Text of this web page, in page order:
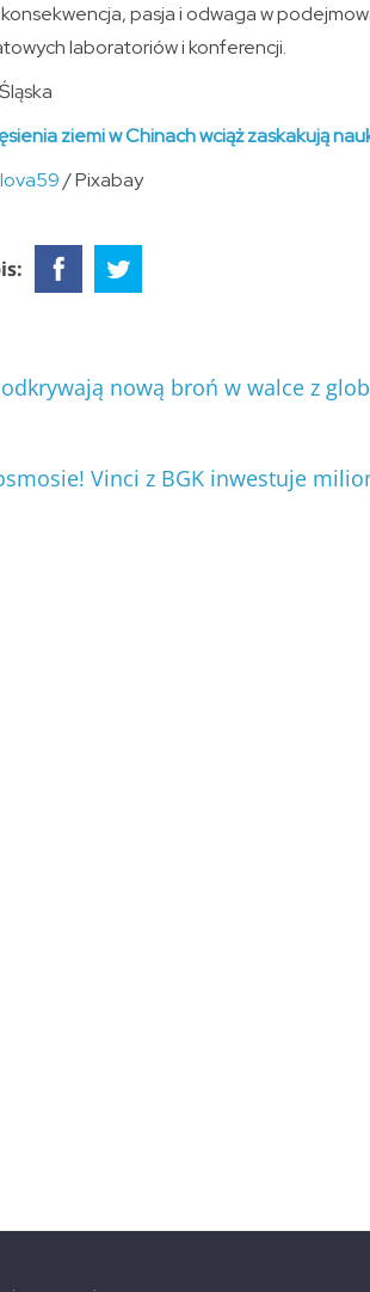
pasja i odwaga w
laboratoriów i konferencji.
ziemi w Chinach wciąż zaskakują
/ Pixabay
nową broń w walce z
Vinci z BGK inwestuje